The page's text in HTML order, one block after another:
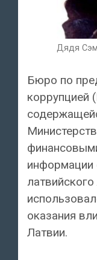
Дядя
Бюро по
коррупцией
информации
оказания
Латвии.